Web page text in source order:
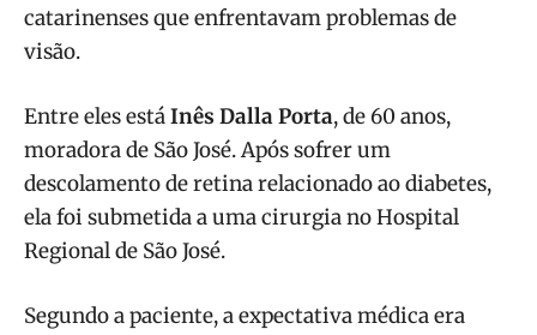
catarinenses que enfrentavam problemas de
visão.
Entre eles estáInês Dalla Porta, de 60 anos,
moradora de São José. Após sofrer um
descolamento de retina relacionado ao diabetes,
ela foi submetida a uma cirurgia no Hospital
Regional de São José.
Segundo a paciente, a expectativa médica era